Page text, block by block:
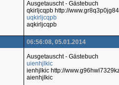
Ausgetauscht - Gästebuch
qkirljcqpb http://
uqkirljcqpb
aqkirljcqpb
06:56:08, 05.01.2014
Ausgetauscht - Gästebuch
uienhjlkic
ienhjlkic http://
aienhjlkic